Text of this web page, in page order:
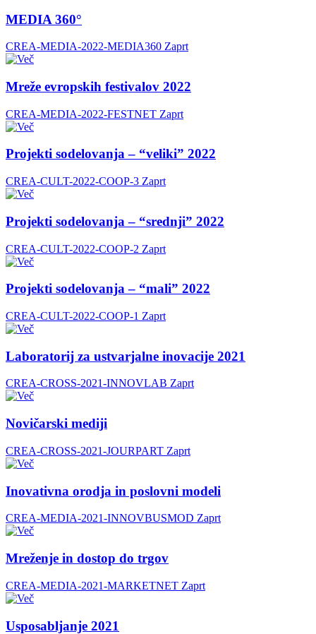
MEDIA 360°
CREA-MEDIA-2022-MEDIA360 Zaprt
Mreže evropskih festivalov 2022
CREA-MEDIA-2022-FESTNET Zaprt
Projekti sodelovanja – “veliki” 2022
CREA-CULT-2022-COOP-3 Zaprt
Projekti sodelovanja – “srednji” 2022
CREA-CULT-2022-COOP-2 Zaprt
Projekti sodelovanja – “mali” 2022
CREA-CULT-2022-COOP-1 Zaprt
Laboratorij za ustvarjalne inovacije 2021
CREA-CROSS-2021-INNOVLAB Zaprt
Novičarski mediji
CREA-CROSS-2021-JOURPART Zaprt
Inovativna orodja in poslovni modeli
CREA-MEDIA-2021-INNOVBUSMOD Zaprt
Mreženje in dostop do trgov
CREA-MEDIA-2021-MARKETNET Zaprt
Usposabljanje 2021